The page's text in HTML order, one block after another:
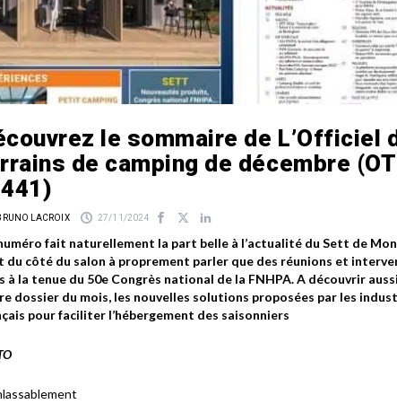
le sommaire de L’Officiel
de camping de décembre (OT
LACROIX 27/11/2024
fait naturellement la part belle à l’actualité du Sett de
du côté du salon à proprement parler que des réunions et
à la tenue du 50e Congrès national de la FNHPA. A découvrir
dossier du mois, les nouvelles solutions proposées par les
pour faciliter l’hébergement des saisonniers